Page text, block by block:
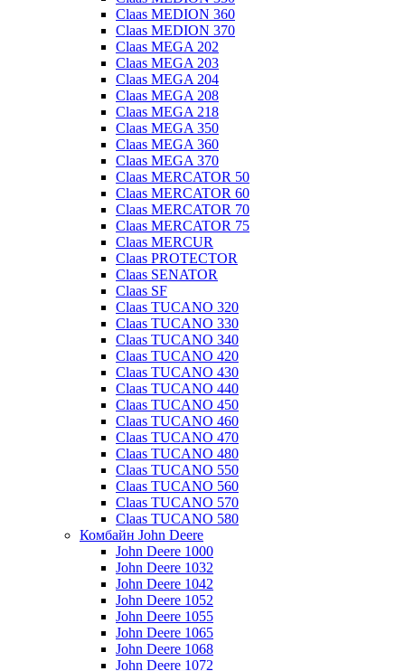
Claas MEDION 360
Claas MEDION 370
Claas MEGA 202
Claas MEGA 203
Claas MEGA 204
Claas MEGA 208
Claas MEGA 218
Claas MEGA 350
Claas MEGA 360
Claas MEGA 370
Claas MERCATOR 50
Claas MERCATOR 60
Claas MERCATOR 70
Claas MERCATOR 75
Claas MERCUR
Claas PROTECTOR
Claas SENATOR
Claas SF
Claas TUCANO 320
Claas TUCANO 330
Claas TUCANO 340
Claas TUCANO 420
Claas TUCANO 430
Claas TUCANO 440
Claas TUCANO 450
Claas TUCANO 460
Claas TUCANO 470
Claas TUCANO 480
Claas TUCANO 550
Claas TUCANO 560
Claas TUCANO 570
Claas TUCANO 580
Комбайн John Deere
John Deere 1000
John Deere 1032
John Deere 1042
John Deere 1052
John Deere 1055
John Deere 1065
John Deere 1068
John Deere 1072